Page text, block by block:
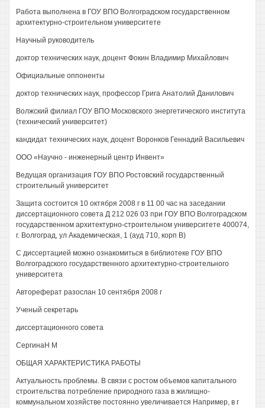
Работа выполнена в ГОУ ВПО Волгоградском государственном
архитектурно-строительном университете
Научный руководитель
доктор технических наук, доцент Фокин Владимир Михайлович
Официальные оппоненты
доктор технических наук, профессор Грига Анатолий Данилович
Волжский филиал ГОУ ВПО Московского энергетического института
(технический университет)
кандидат технических наук, доцент Воронков Геннадий Васильевич
ООО «Научно - инженерный центр Инвент»
Ведущая организация ГОУ ВПО Ростовский государственный
строительный университет
Защита состоится 10 октября 2008 г в 11 00 час на заседании
диссертационного совета Д 212 026 03 при ГОУ ВПО Волгоградском
государственном архитектурно-строительном университете 400074,
г. Волгоград, ул Академическая, 1 (ауд 710, корп В)
С диссертацией можно ознакомиться в библиотеке ГОУ ВПО
Волгоградского государственного архитектурно-строительного
университета
Автореферат разослан 10 сентября 2008 г
Ученый секретарь
диссертационного совета
СергинаН М
ОБЩАЯ ХАРАКТЕРИСТИКА РАБОТЫ
Актуальность проблемы. В связи с ростом объемов капитального
строительства потребление природного газа в жилищно-
коммунальном хозяйстве постоянно увеличивается Например, в г